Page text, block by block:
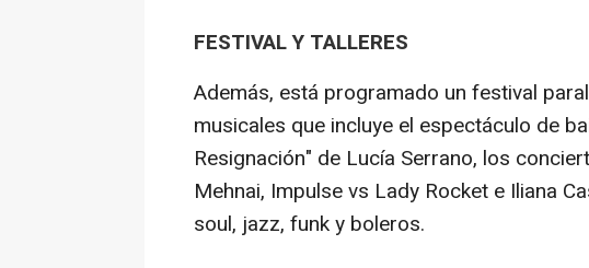
FESTIVAL Y TALLERES
Además, está programado un festival
musicales que incluye el espectáculo de
Resignación" de Lucía Serrano, los
Mehnai, Impulse vs Lady Rocket e Iliana
soul, jazz, funk y boleros.